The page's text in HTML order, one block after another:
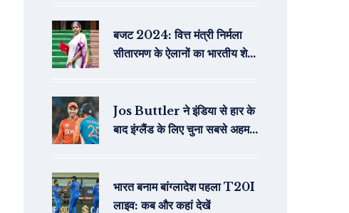
किया
बजट 2024: वित्त मंत्री निर्मला
सीतारमण के ऐलानों का भारतीय शेयर
Jos Buttler ने इंडिया से हार के
बाद इंग्लैंड के लिए चुना सबसे अहम
भारत बनाम बांग्लादेश पहला T20I
लाइव: कब और कहां देखें